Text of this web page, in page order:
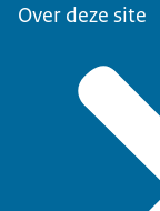
Over deze site